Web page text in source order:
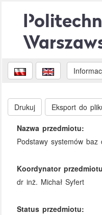
Drukuj Eksport do
Nazwa przedmiotu:
Podstawy systemów baz
Koordynator
dr inż. Michał Syfert
Status przedmiotu: